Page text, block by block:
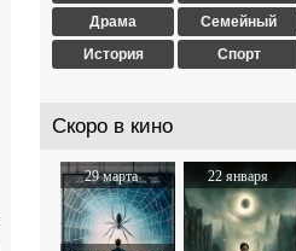
Драма
История
Семейный
Спорт
Скоро в кино
29 марта
2024
22 января
2026